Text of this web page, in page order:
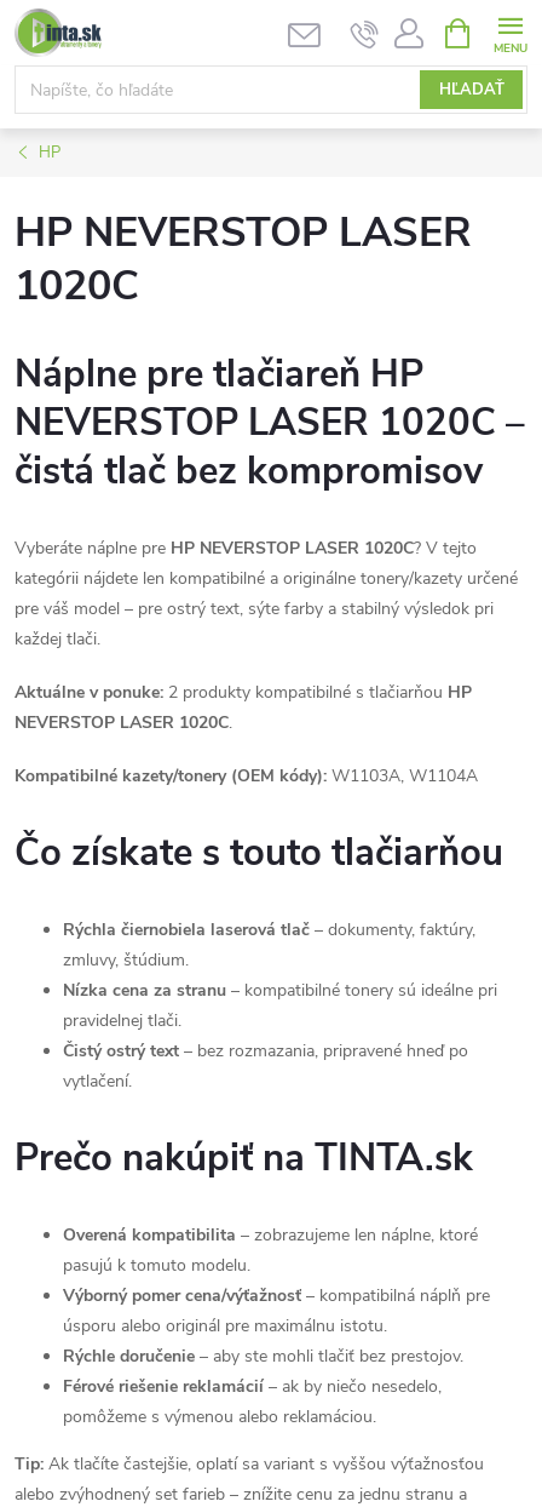
Prejsť
na
obsah
HĽADAŤ
KOŠÍK
HP
HP NEVERSTOP LASER
1020C
Náplne pre tlačiareň HP
NEVERSTOP LASER 1020C –
čistá tlač bez kompromisov
Vyberáte náplne pre HP NEVERSTOP LASER 1020C? V tejto
kategórii nájdete len kompatibilné a originálne tonery/kazety určené
pre váš model – pre ostrý text, sýte farby a stabilný výsledok pri
každej tlači.
Aktuálne v ponuke: 2 produkty kompatibilné s tlačiarňou HP
NEVERSTOP LASER 1020C.
Kompatibilné kazety/tonery (OEM kódy): W1103A, W1104A
Čo získate s touto tlačiarňou
Rýchla čiernobiela laserová tlač – dokumenty, faktúry,
zmluvy, štúdium.
Nízka cena za stranu – kompatibilné tonery sú ideálne pri
pravidelnej tlači.
Čistý ostrý text – bez rozmazania, pripravené hneď po
vytlačení.
Prečo nakúpiť na TINTA.sk
Overená kompatibilita – zobrazujeme len náplne, ktoré
pasujú k tomuto modelu.
Výborný pomer cena/výťažnosť – kompatibilná náplň pre
úsporu alebo originál pre maximálnu istotu.
Rýchle doručenie – aby ste mohli tlačiť bez prestojov.
Férové riešenie reklamácií – ak by niečo nesedelo,
pomôžeme s výmenou alebo reklamáciou.
Tip: Ak tlačíte častejšie, oplatí sa variant s vyššou výťažnosťou
alebo zvýhodnený set farieb – znížite cenu za jednu stranu a